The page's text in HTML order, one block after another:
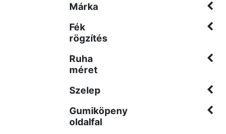
Márka
Fék
rögzítés
Ruha
méret
Szelep
Gumiköpeny
oldalfal